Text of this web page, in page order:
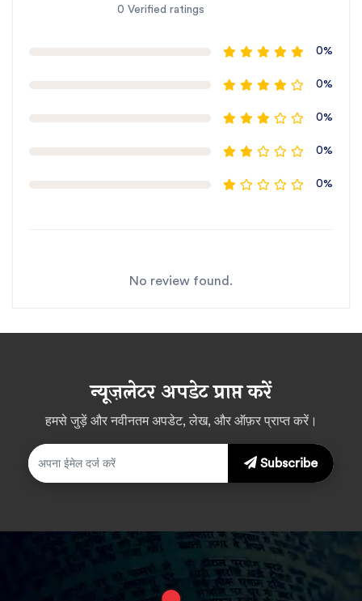
0 Verified ratings
0%
0%
0%
0%
0%
No review found.
न्यूज़लेटर अपडेट प्राप्त करें
हमसे जुड़ें और नवीनतम अपडेट, लेख, और ऑफ़र प्राप्त करें।
Subscribe